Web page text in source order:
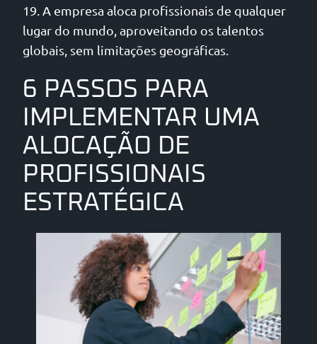
19. A empresa aloca profissionais de qualquer
lugar do mundo, aproveitando os talentos
globais, sem limitações geográficas.
6 PASSOS PARA
IMPLEMENTAR UMA
ALOCAÇÃO DE
PROFISSIONAIS
ESTRATÉGICA